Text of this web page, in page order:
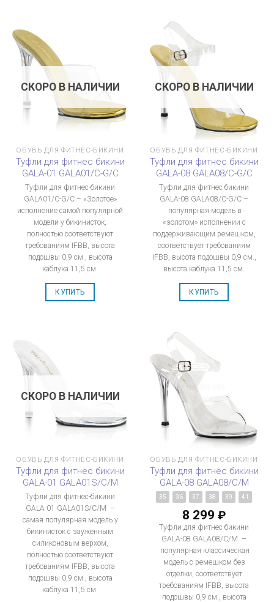
СКОРО В НАЛИЧИИ
ОБУВЬ ДЛЯ ФИТНЕС-БИКИНИ
Туфли для фитнес бикини
GALA-01 GALA01/C-G/C
Туфли для фитнес-бикини
GALA01/C-G/C – «Золотое»
исполнение самой популярной
модели у бикинисток,
полностью соответствуют
требованиям IFBB, высота
подошвы 0,9 см., высота
каблука 11,5 см.
КУПИТЬ
СКОРО В НАЛИЧИИ
ОБУВЬ ДЛЯ ФИТНЕС-БИКИНИ
Туфли для фитнес бикини
GALA-08 GALA08/C-G/C
Туфли для фитнес бикини
GALA-08 GALA08/C-G/C –
популярная модель в
«золотом» исполнении с
поддерживающим ремешком,
соответствует требованиям
IFBB, высота подошвы 0,9 см.,
высота каблука 11,5 см.
КУПИТЬ
СКОРО В НАЛИЧИИ
ОБУВЬ ДЛЯ ФИТНЕС-БИКИНИ
Туфли для фитнес бикини
GALA-01 GALA01S/C/M
Туфли для фитнес-бикини
GALA-01 GALA01S/C/M –
самая популярная модель у
бикинисток с зауженным
силиконовым верхом,
полностью соответствуют
требованиям IFBB, высота
подошвы 0,9 см., высота
каблука 11,5 см.
ОБУВЬ ДЛЯ ФИТНЕС-БИКИНИ
Туфли для фитнес бикини
GALA-08 GALA08/C/M
35 36 37 38 39 41
8 299 ₽
Туфли для фитнес бикини
GALA-08 GALA08/C/M –
популярная классическая
модель с ремешком без
отделки, соответствует
требованиям IFBB, высота
подошвы 0,9 см., высота